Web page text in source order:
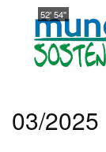
52' 54''
03/2025